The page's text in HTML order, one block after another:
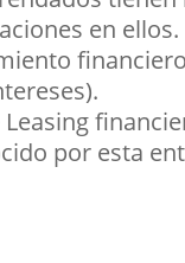
en ellos.
por esta